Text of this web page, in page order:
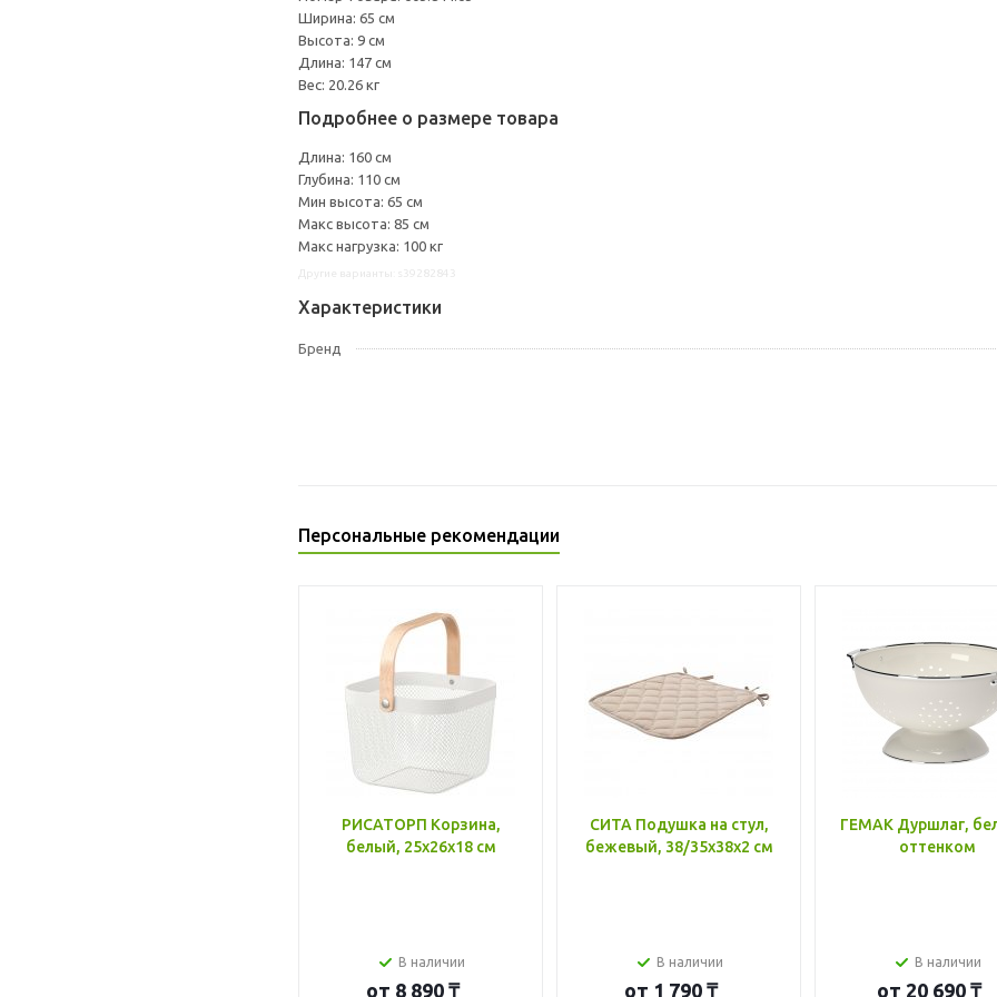
Ширина: 65 см
Высота: 9 см
Длина: 147 см
Вес: 20.26 кг
Подробнее о размере товара
Длина: 160 см
Глубина: 110 см
Мин высота: 65 см
Макс высота: 85 см
Макс нагрузка: 100 кг
Характеристики
Бренд
Персональные рекомендации
РИСАТОРП Корзина,
белый, 25x26x18 см
В наличии
от 8 890 ₸
СИТА Подушка на стул,
бежевый, 38/35x38x2 см
В наличии
от 1 790 ₸
ГЕМАК Дуршлаг,
оттенком
В наличии
от 20 690 ₸